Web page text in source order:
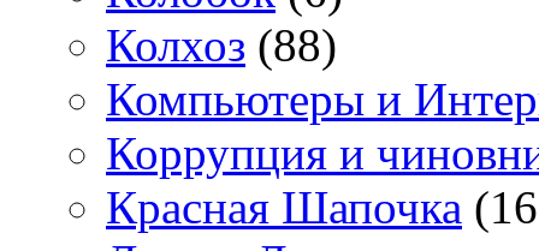
Колхоз (88)
Компьютеры и
Коррупция и
Красная Шапочка